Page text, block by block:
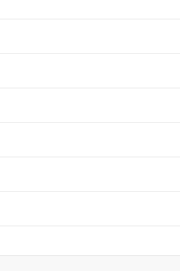
per Vacanze in Liguria
per Vacanze in Lago di Como
per Vacanze in Liguria
per Vacanze in Lago di Como
per Vacanze in Liguria
per Vacanze in Lago di Como
per Vacanze in Liguria
per Vacanze in Lago di Como
per Vacanze in Liguria
per Vacanze in Lago di Como
per Vacanze in Liguria
per Vacanze in Lago di Como